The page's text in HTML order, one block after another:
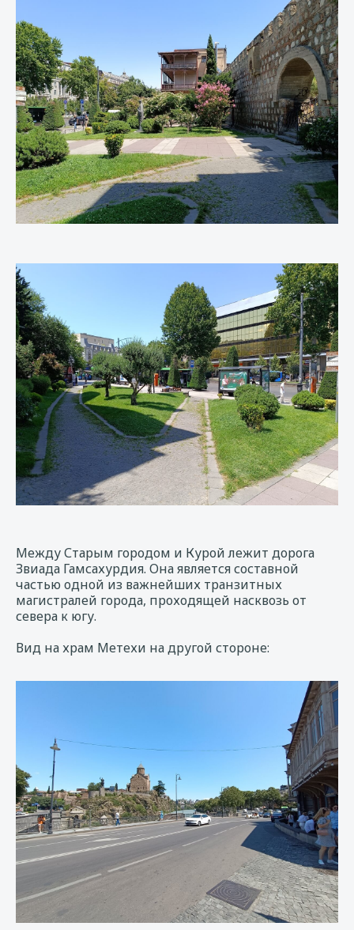
Между Старым городом и Курой лежит дорога
Звиада Гамсахурдия. Она является составной
частью одной из важнейших транзитных
магистралей города, проходящей насквозь от
севера к югу.
Вид на храм Метехи на другой стороне: